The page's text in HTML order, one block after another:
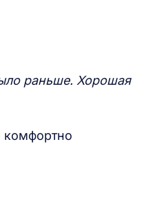
раньше. Хорошая
комфортно